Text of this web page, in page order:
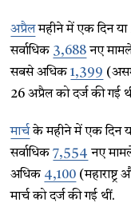
अप्रैलमहीने में एक दिन या
सर्वाधिक 3,688 नए
सबसे अधिक1,399
26 अप्रैल को दर्ज की गई
मार्चके महीने में एक दिन
सर्वाधिक7,554 नए
अधिक 4,100
मार्च को दर्ज की गई थीं.